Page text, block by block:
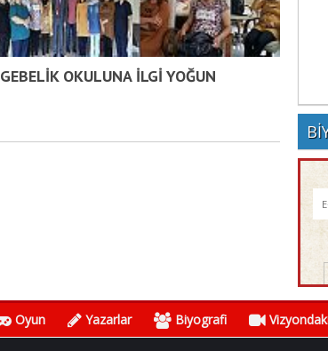
GEBELİK OKULUNA İLGİ YOĞUN
Oyun Yazarlar Biyografi